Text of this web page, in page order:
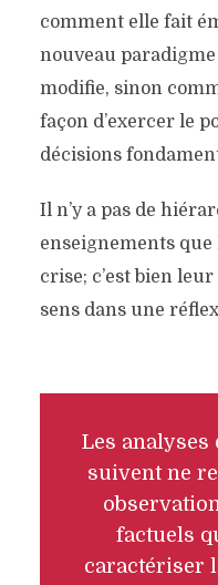
comment elle fait
nouveau
modifie, sinon
façon d’exercer le
décisions
Il n’y a pas de
enseignements que
crise; c’est bien
sens dans une
Les
suivent ne
factuels
caractériser